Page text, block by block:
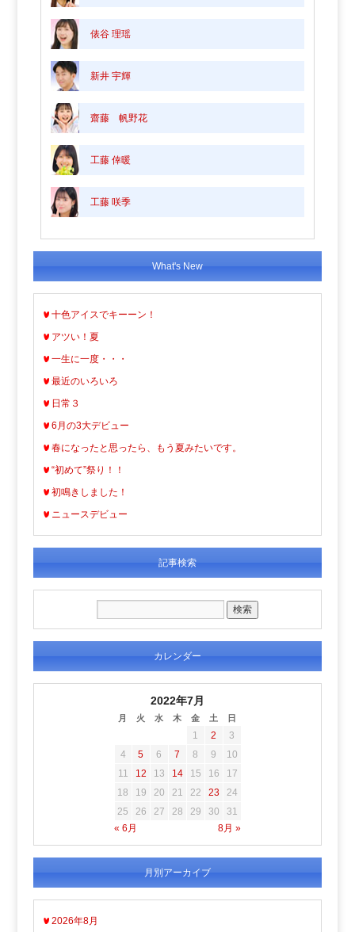
俵谷 理瑶
新井 宇輝
齋藤 帆野花
工藤 倖暖
工藤 咲季
What's New
十色アイスでキーーン！
アツい！夏
一生に一度・・・
最近のいろいろ
日常３
6月の3大デビュー
春になったと思ったら、もう夏みたいです。
“初めて”祭り！！
初鳴きしました！
ニュースデビュー
記事検索
カレンダー
2022年7月
月 火 水 木 金 土 日
« 6月 8月 »
1 2
3
4
5 6 7 8 9
10
11
12 13 14 15 16
17
18
19 20 21 22 23
24
25
26 27 28 29 30 31
月別アーカイブ
2026年8月